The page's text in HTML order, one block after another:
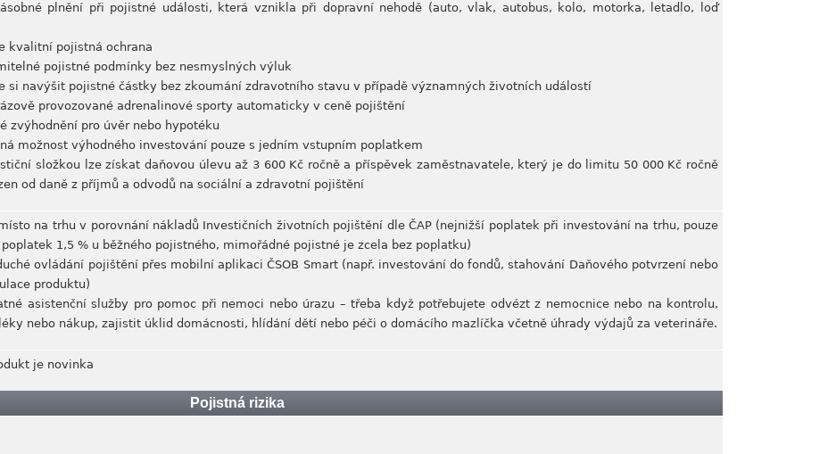
plnění při pojistné události, která vznikla při dopravní nehodě (auto, vlak, autobus, kolo, motorka, letadlo, loď
kvalitní pojistná ochrana
pojistné podmínky bez nesmyslných výluk
si navýšit pojistné částky bez zkoumání zdravotního stavu v případě významných životních událostí
provozované adrenalinové sporty automaticky v ceně pojištění
zvýhodnění pro úvěr nebo hypotéku
možnost výhodného investování pouze s jedním vstupním poplatkem
složkou lze získat daňovou úlevu až 3 600 Kč ročně a příspěvek zaměstnavatele, který je do limitu 50 000 Kč ročně
od daně z příjmů a odvodů na sociální a zdravotní pojištění
na trhu v porovnání nákladů Investičních životních pojištění dle ČAP (nejnižší poplatek při investování na trhu, pouze
1,5 % u běžného pojistného, mimořádné pojistné je zcela bez poplatku)
ovládání pojištění přes mobilní aplikaci ČSOB Smart (např. investování do fondů, stahování Daňového potvrzení nebo
produktu)
asistenční služby pro pomoc při nemoci nebo úrazu – třeba když potřebujete odvézt z nemocnice nebo na kontrolu,
nebo nákup, zajistit úklid domácnosti, hlídání dětí nebo péči o domácího mazlíčka včetně úhrady výdajů za veterináře.
je novinka
Pojistná rizika